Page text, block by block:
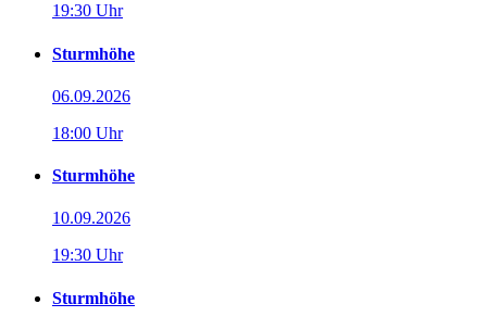
19:30 Uhr
Sturmhöhe
06.09.2026
18:00 Uhr
Sturmhöhe
10.09.2026
19:30 Uhr
Sturmhöhe